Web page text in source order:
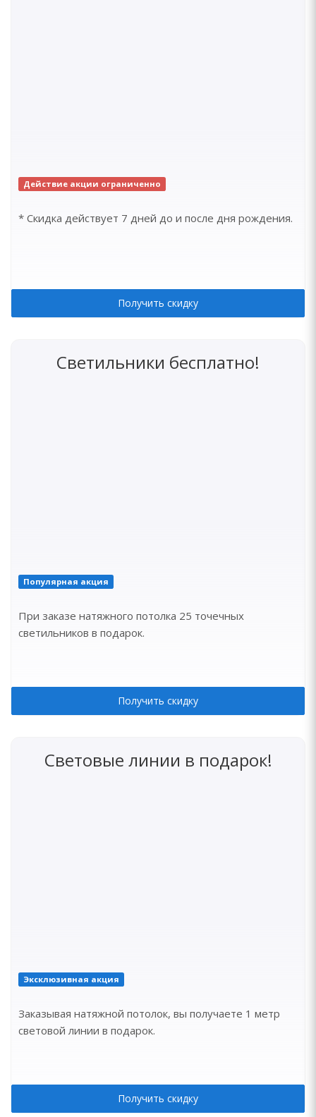
Действие акции ограниченно
* Скидка действует 7 дней до и после дня рождения.
Получить скидку
Светильники бесплатно!
Популярная акция
При заказе натяжного потолка 25 точечных
светильников в подарок.
Получить скидку
Световые линии в подарок!
Эксклюзивная акция
Заказывая натяжной потолок, вы получаете 1 метр
световой линии в подарок.
Получить скидку